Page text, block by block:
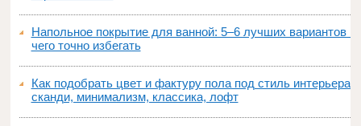
Напольное покрытие для ванной: 5–6 лучших вариантов и
чего точно избегать
Как подобрать цвет и фактуру пола под стиль интерьера:
сканди, минимализм, классика, лофт